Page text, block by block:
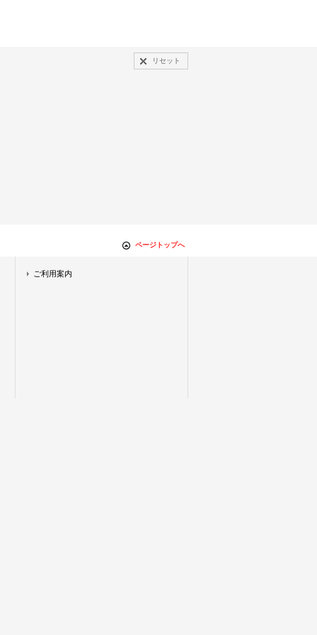
リセット
ページトップへ
ご利用案内